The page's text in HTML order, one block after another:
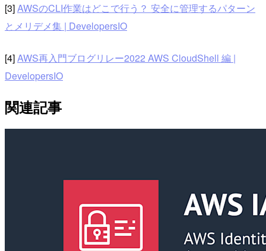
[3]AWSのCLI作業はどこで行う？ 安全に管理するパターン
とメリデメ集 | DevelopersIO
[4]AWS再入門ブログリレー2022 AWS CloudShell 編 |
DevelopersIO
関連記事